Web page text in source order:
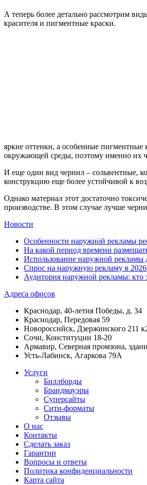
А теперь более детально рассмотрим
красителя и пигментные краски.
яркие оттенки, а особенные
окружающей среды, поэтому именно их
И еще один вид чернил – сольвентные,
конструкцию еще более устойчивой к
Однако материал этот достаточно
производстве. В этом случае лучше
Новости
Особенности наружной рекламы
На какой период времени
Использование наружной рекламы
Спрос на наружную рекламу в 2026
Аудитория наружной рекламы: кто
Адреса офисов
Краснодар, 40-летия Победы, д. 34
Краснодар, Передовая 59
Новороссийск, Дзержинского 211
Сочи, Конституции 18-20
Армавир, Северная промзона,
Усть-Лабинск, Агаркова 79А
Услуги
Биллборды
Брандмауэры
Суперсайты
Сити-форматы
Отзывы
О нас
Контакты
Сделать заказ
Гарантии
Вопросы и ответы
Политика конфиденциальности
Карта сайта